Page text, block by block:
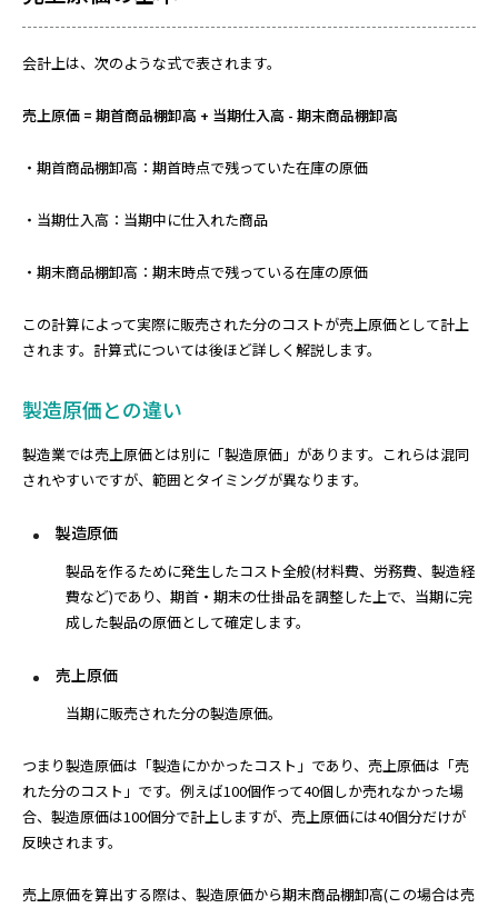
会計上は、次のような式で表されます。
売上原価 = 期首商品棚卸高 + 当期仕入高 - 期末商品棚卸高
・期首商品棚卸高：期首時点で残っていた在庫の原価
・当期仕入高：当期中に仕入れた商品
・期末商品棚卸高：期末時点で残っている在庫の原価
この計算によって実際に販売された分のコストが売上原価として計上
されます。計算式については後ほど詳しく解説します。
製造原価との違い
製造業では売上原価とは別に「製造原価」があります。これらは混同
されやすいですが、範囲とタイミングが異なります。
製造原価
製品を作るために発生したコスト全般(材料費、労務費、製造経
費など)であり、期首・期末の仕掛品を調整した上で、当期に完
成した製品の原価として確定します。
売上原価
当期に販売された分の製造原価。
つまり製造原価は「製造にかかったコスト」であり、売上原価は「売
れた分のコスト」です。例えば100個作って40個しか売れなかった場
合、製造原価は100個分で計上しますが、売上原価には40個分だけが
反映されます。
売上原価を算出する際は、製造原価から期末商品棚卸高(この場合は売